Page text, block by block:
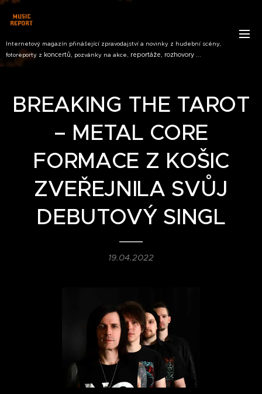
Internetový magazín přinášející zpravodajství a novinky z hudební scény,
fotoreporty z koncertů, pozvánky na akce, reportáže, rozhovory ...
BREAKING THE TAROT
– METAL CORE
FORMACE Z KOŠIC
ZVEŘEJNILA SVŮJ
DEBUTOVÝ SINGL
19.04.2022